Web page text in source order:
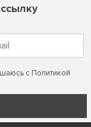
с Политикой